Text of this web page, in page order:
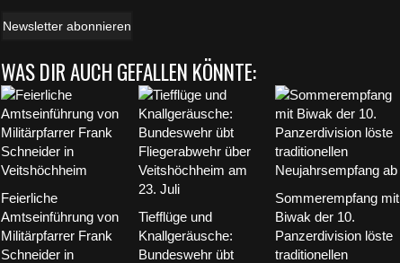
Newsletter abonnieren
WAS DIR AUCH GEFALLEN KÖNNTE:
Feierliche
Amtseinführung von
Militärpfarrer Frank
Schneider in
Tiefflüge und
Knallgeräusche:
Bundeswehr übt
Sommerempfang mit
Biwak der 10.
Panzerdivision löste
traditionellen